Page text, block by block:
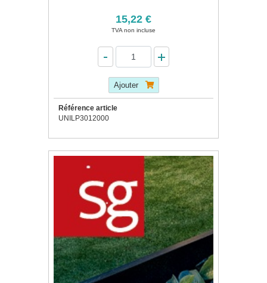
15,22 €
TVA non incluse
Ajouter
Référence article
UNILP3012000